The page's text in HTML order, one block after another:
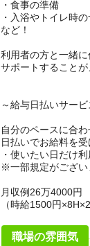
・食事の準備
・入浴やトイレ時
など！
利用者の方と一緒に
サポートすることが
～給与日払いサービ
自分のペースに合わ
日払いでお給料を受
・使いたい日だけ
※一部規定がござい
月収例26万4000円
（時給1500円
職場の雰囲気